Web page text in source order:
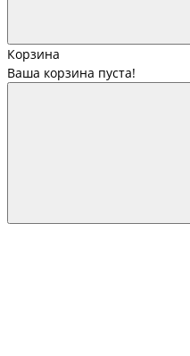
Корзина
Ваша корзина пуста!